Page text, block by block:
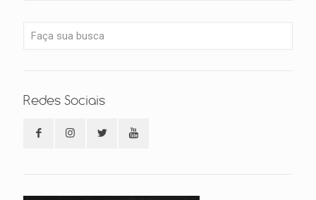
Redes Sociais